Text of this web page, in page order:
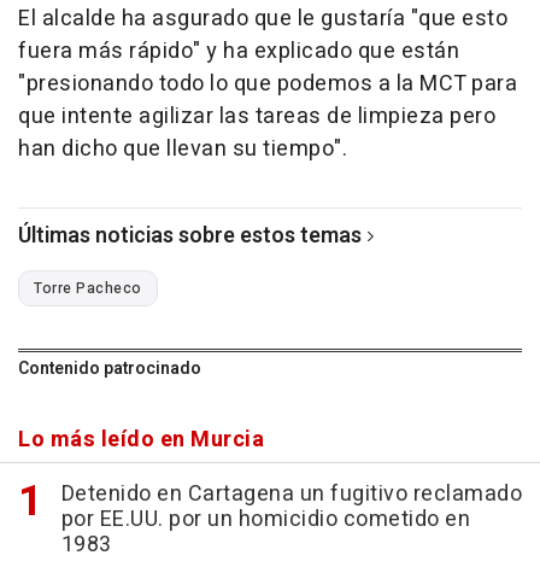
El alcalde ha asgurado que le gustaría "que esto
fuera más rápido" y ha explicado que están
"presionando todo lo que podemos a la MCT para
que intente agilizar las tareas de limpieza pero
han dicho que llevan su tiempo".
Últimas noticias sobre estos temas
Torre Pacheco
Contenido patrocinado
Lo más leído en Murcia
Detenido en Cartagena un fugitivo reclamado
por EE.UU. por un homicidio cometido en
1983